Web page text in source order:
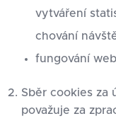
vytváření
chování
fungování
Sběr cookies za
považuje za